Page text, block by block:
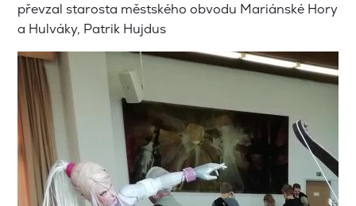
převzal starosta městského obvodu Mariánské Hory
a Hulváky, Patrik Hujdus